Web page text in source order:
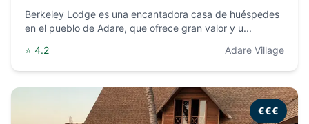
Berkeley Lodge es una encantadora casa de huéspedes
en el pueblo de Adare, que ofrece gran valor y u...
⭐ 4.2 Adare Village
€€€